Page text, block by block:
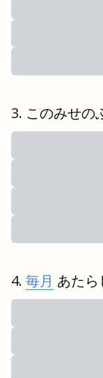
このみせの
毎月 あたら